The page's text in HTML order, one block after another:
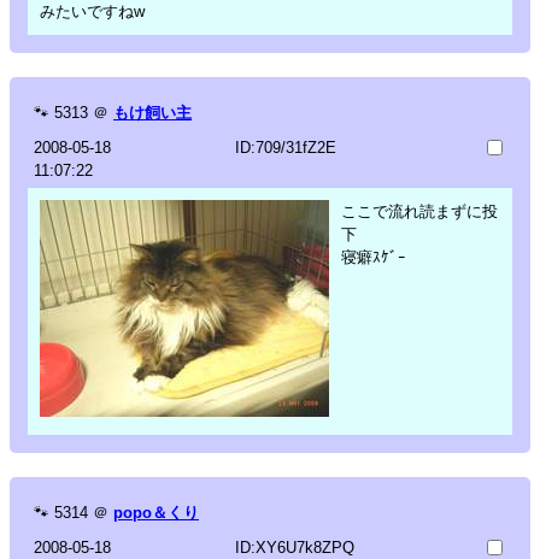
みたいですねw
🐾 5313 ＠ もけ飼い主
2008-05-18
11:07:22
ID:709/31fZ2E
ここで流れ読まずに投
下
寝癖ｽｹﾞｰ
🐾 5314 ＠ popo＆くり
2008-05-18
ID:XY6U7k8ZPQ